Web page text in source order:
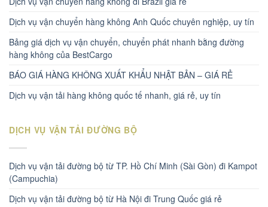
Dịch vụ vận chuyển hàng không Anh Quốc chuyên nghiệp, uy tín
Bảng giá dịch vụ vận chuyển, chuyển phát nhanh bằng đường
hàng không của BestCargo
BÁO GIÁ HÀNG KHÔNG XUẤT KHẨU NHẬT BẢN – GIÁ RẺ
Dịch vụ vận tải hàng không quốc tế nhanh, giá rẻ, uy tín
DỊCH VỤ VẬN TẢI ĐƯỜNG BỘ
Dịch vụ vận tải đường bộ từ TP. Hồ Chí Minh (Sài Gòn) đi Kampot
(Campuchia)
Dịch vụ vận tải đường bộ từ Hà Nội đi Trung Quốc giá rẻ